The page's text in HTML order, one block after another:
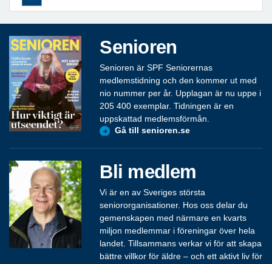
Senioren
Senioren är SPF Seniorernas
medlemstidning och den kommer ut med
nio nummer per år. Upplagan är nu uppe i
205 400 exemplar. Tidningen är en
uppskattad medlemsförmån.
Gå till senioren.se
Bli medlem
Vi är en av Sveriges största
seniororganisationer. Hos oss delar du
gemenskapen med närmare en kvarts
miljon medlemmar i föreningar över hela
landet. Tillsammans verkar vi för att skapa
bättre villkor för äldre – och ett aktivt liv för